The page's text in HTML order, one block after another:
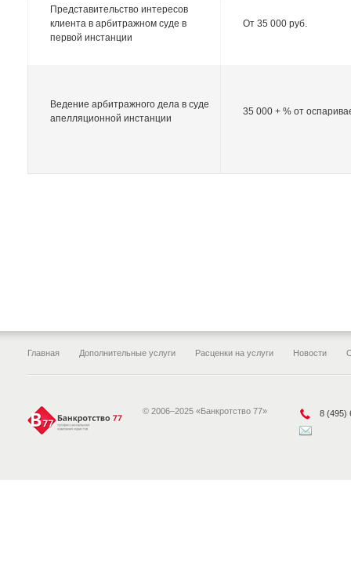
Представительство интересов
клиента в арбитражном суде в
первой инстанции
От 35 000 руб.
Ведение арбитражного дела в суде
апелляционной инстанции
35 000 + % от
Главная Дополнительные услуги Расценки на услуги Новости
© 2006–2025 «Банкротство 77» 8 (495)